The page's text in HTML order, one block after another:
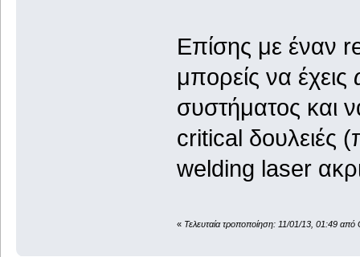
Επίσης με έναν
μπορείς να έχεις
συστήματος και
critical δουλειές
welding laser
« Τελευταία τροποποίηση: 11/01/13, 01:49 από